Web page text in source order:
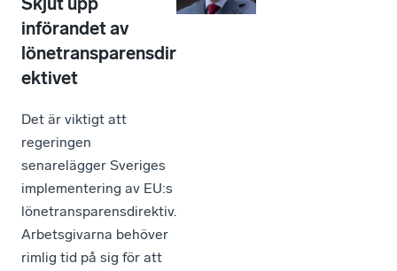
införandet av
lönetransparensdir
ektivet
Det är viktigt att
regeringen
senarelägger Sveriges
implementering av EU:s
lönetransparensdirektiv.
Arbetsgivarna behöver
rimlig tid på sig för att